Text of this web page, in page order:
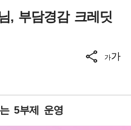
, 부담경감 크레딧
가가
5부제 운영